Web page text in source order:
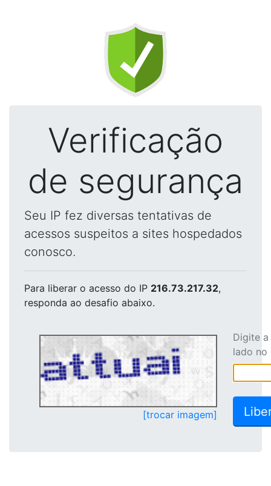
Verificação
de segurança
Seu IP fez diversas tentativas de
acessos suspeitos a sites hospedados
conosco.
Para liberar o acesso do IP 216.73.217.32,
responda ao desafio abaixo.
[trocar imagem]
Digite
lado no